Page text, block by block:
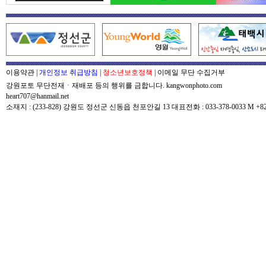
이용약관 개인정보 취급방침 청소년보호정책
이메일 무단 수집거부
강원포토 무단전재ㆍ재배포 등의 행위를 금합니다. kangwonphoto.com
heart707@hanmail.net
소재지 : (233-828) 강원도 정선군 신동읍 천포안길 13 대표전화 : 033-378-0033 M